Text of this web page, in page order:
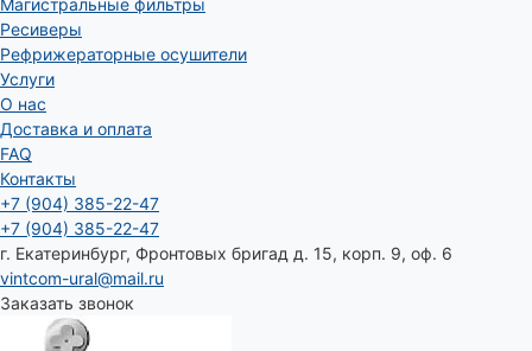
Магистральные фильтры
Ресиверы
Рефрижераторные осушители
Услуги
О нас
Доставка и оплата
FAQ
Контакты
+7 (904) 385-22-47
+7 (904) 385-22-47
г. Екатеринбург, Фронтовых бригад д. 15, корп. 9, оф. 6
vintcom-ural@mail.ru
Заказать звонок